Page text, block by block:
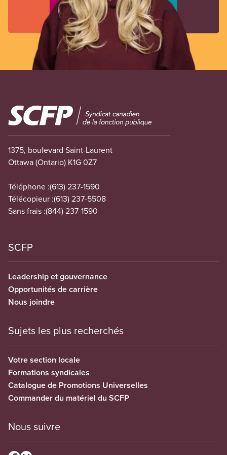
Image
1375, boulevard Saint-Laurent
Ottawa (Ontario) K1G 0Z7
Téléphone :(613) 237-1590
Télécopieur :(613) 237-5508
Sans frais :(844) 237-1590
SCFP
Leadership et gouvernance
Opportunités de carrière
Nous joindre
Sujets les plus recherchés
Votre section locale
Formations syndicales
Catalogue de Promotions Universelles
Commander du matériel du SCFP
Nous suivre